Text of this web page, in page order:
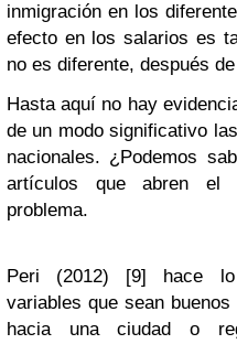
inmigración en los
efecto en los salarios es
no es diferente, después
Hasta aquí no hay
de un modo significativo
nacionales. ¿Podemos
artículos que abren el
problema.
Peri (2012) [9] hace lo
variables que sean
hacia una ciudad o